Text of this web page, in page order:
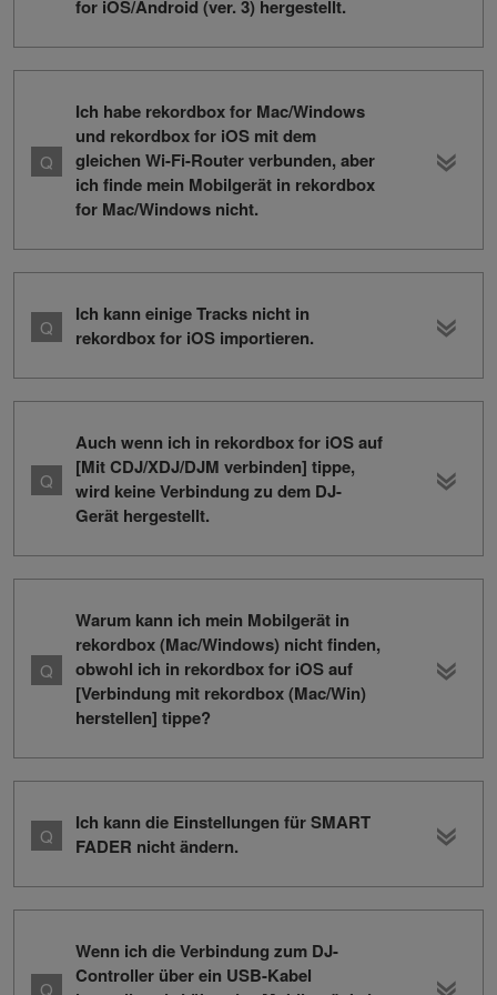
for iOS/Android (ver. 3) hergestellt.
Ich habe rekordbox for Mac/Windows
und rekordbox for iOS mit dem
gleichen Wi-Fi-Router verbunden, aber
ich finde mein Mobilgerät in rekordbox
for Mac/Windows nicht.
Ich kann einige Tracks nicht in
rekordbox for iOS importieren.
Auch wenn ich in rekordbox for iOS auf
[Mit CDJ/XDJ/DJM verbinden] tippe,
wird keine Verbindung zu dem DJ-
Gerät hergestellt.
Warum kann ich mein Mobilgerät in
rekordbox (Mac/Windows) nicht finden,
obwohl ich in rekordbox for iOS auf
[Verbindung mit rekordbox (Mac/Win)
herstellen] tippe?
Ich kann die Einstellungen für SMART
FADER nicht ändern.
Wenn ich die Verbindung zum DJ-
Controller über ein USB-Kabel